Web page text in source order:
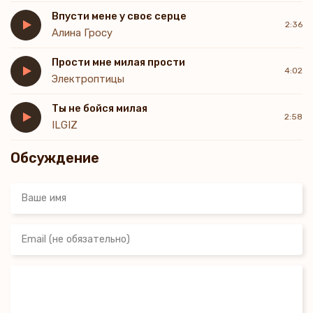
Дальше знов печаль дні холоднії
Та без крил тут я і пала мені зоря
Дощ в дворі ллється зоря в низ несеться
Я бажання гадав допоки серце бється
Впусти мене у своє серце
Алина Гросу
2:36
Прости мне милая прости
Электроптицы
4:02
Ты не бойся милая
ILGIZ
2:58
Обсуждение